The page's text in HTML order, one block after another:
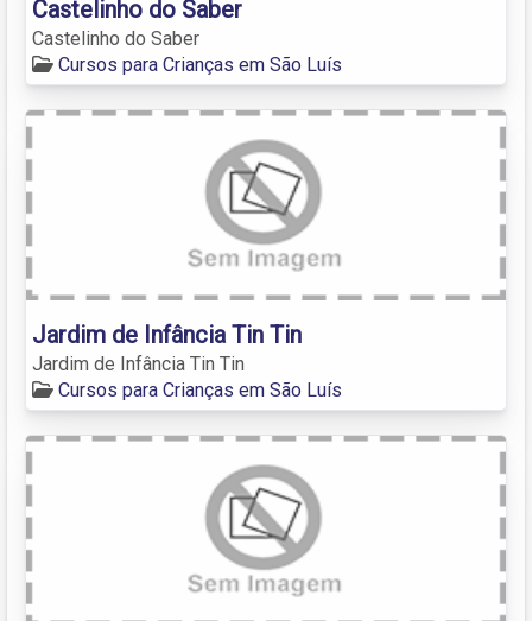
Castelinho do Saber
Castelinho do Saber
Cursos para Crianças em São Luís
Jardim de Infância Tin Tin
Jardim de Infância Tin Tin
Cursos para Crianças em São Luís